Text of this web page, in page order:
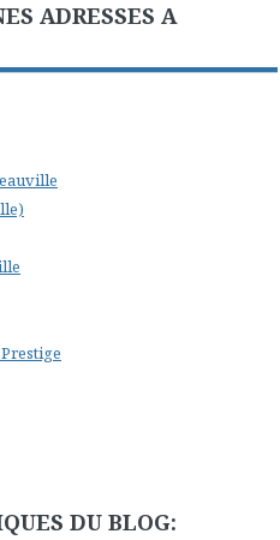
ADRESSES A
DU BLOG: